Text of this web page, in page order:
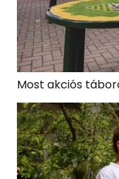
Most akciós